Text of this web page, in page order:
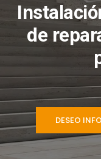
de
DESEO